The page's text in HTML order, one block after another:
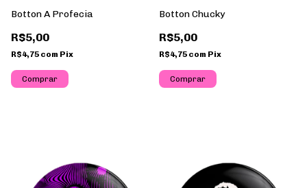
Botton A Profecia
R$5,00
R$4,75 com Pix
Botton Chucky
R$5,00
R$4,75 com Pix